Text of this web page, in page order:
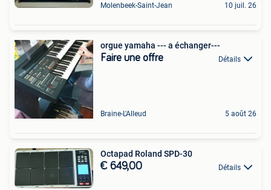
Molenbeek-Saint-Jean 10 juil. 26
orgue yamaha --- a échanger---
Faire une offre Détails
Braine-L'Alleud 5 août 26
Octapad Roland SPD-30
€ 649,00 Détails